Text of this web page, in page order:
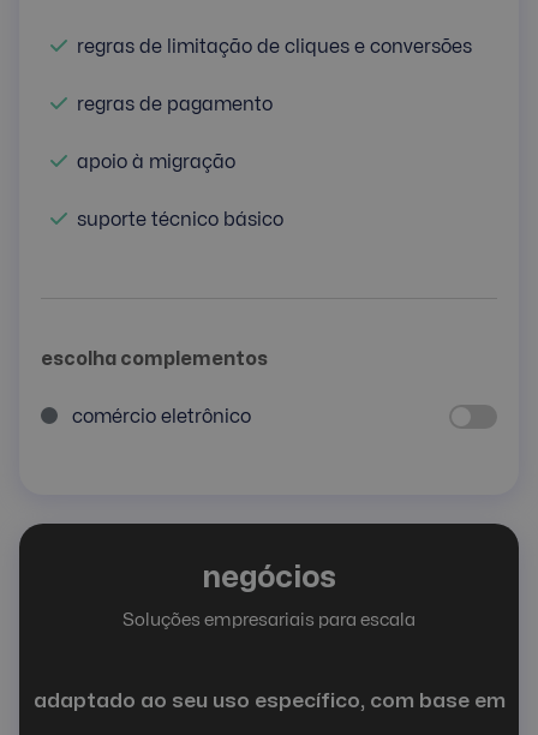
regras de limitação de cliques e conversões
regras de pagamento
apoio à migração
suporte técnico básico
escolha complementos
comércio eletrônico
negócios
Soluções empresariais para escala
adaptado ao seu uso específico, com base em